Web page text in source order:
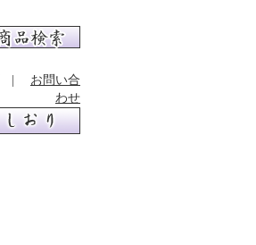
お問い合
わせ